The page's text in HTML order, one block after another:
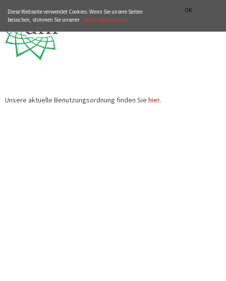
OK
Diese Webseite verwendet Cookies. Wenn Sie unsere Seiten
besuchen, stimmen Sie unserer Cookie-Richtlinie zu.
Unsere aktuelle Benutzungsordnung finden Sie hier.